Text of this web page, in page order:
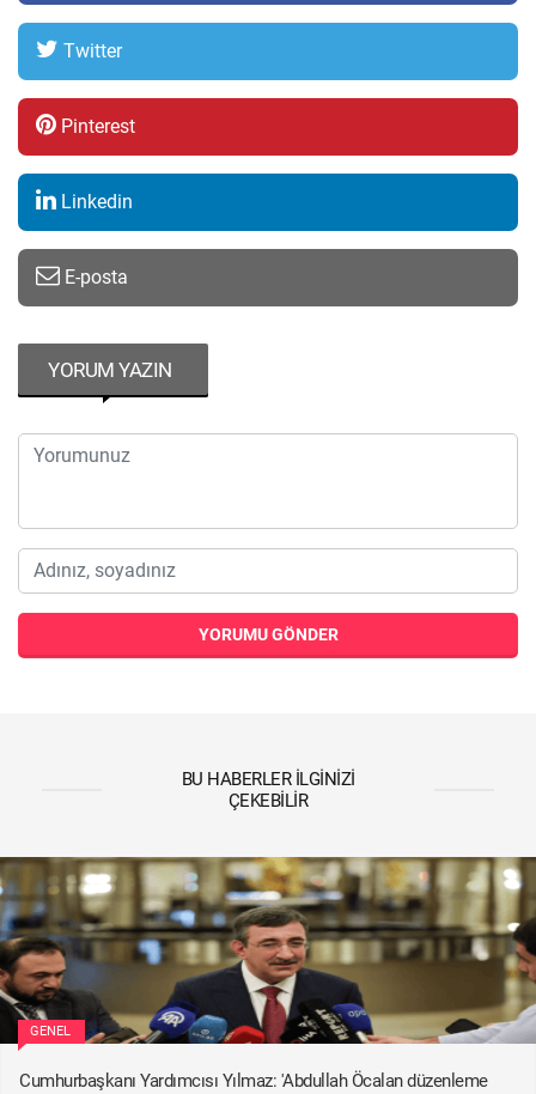
Twitter
Pinterest
Linkedin
E-posta
YORUM YAZIN
YORUMU GÖNDER
BU HABERLER İLGINIZI
ÇEKEBILIR
GENEL
Cumhurbaşkanı Yardımcısı Yılmaz: 'Abdullah Öcalan düzenleme